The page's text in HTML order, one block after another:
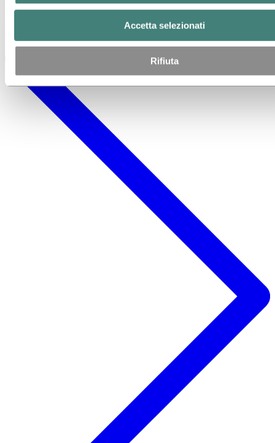
Accetta selezionati
Rifiuta
Contattaci per valutare il tuo progetto termico solare con uno dei
nostri esperti.